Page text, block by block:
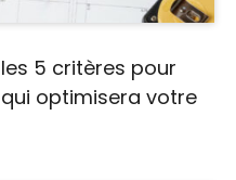
5 critères pour
optimisera votre